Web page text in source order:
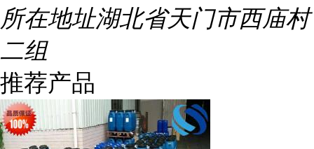
所在地址湖北省天门市西庙村
二组
推荐产品